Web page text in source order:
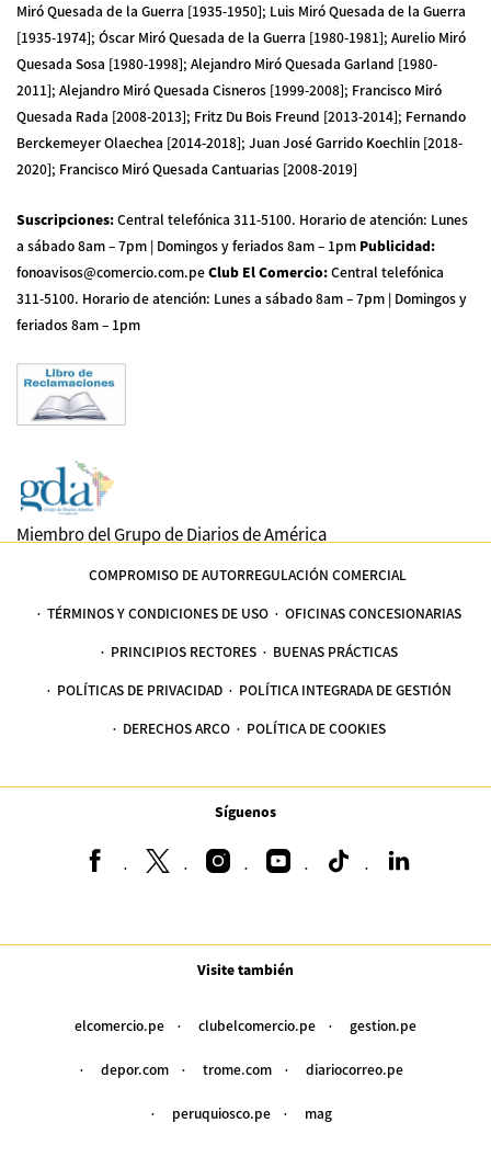
Miró Quesada de la Guerra [1935-1950]; Luis Miró Quesada de la Guerra
[1935-1974]; Óscar Miró Quesada de la Guerra [1980-1981]; Aurelio Miró
Quesada Sosa [1980-1998]; Alejandro Miró Quesada Garland [1980-
2011]; Alejandro Miró Quesada Cisneros [1999-2008]; Francisco Miró
Quesada Rada [2008-2013]; Fritz Du Bois Freund [2013-2014]; Fernando
Berckemeyer Olaechea [2014-2018]; Juan José Garrido Koechlin [2018-
2020]; Francisco Miró Quesada Cantuarias [2008-2019]
Suscripciones:Central telefónica 311-5100. Horario de atención: Lunes
a sábado 8am – 7pm | Domingos y feriados 8am – 1pm Publicidad:
fonoavisos@comercio.com.peClub El Comercio:Central telefónica
311-5100. Horario de atención: Lunes a sábado 8am – 7pm | Domingos y
feriados 8am – 1pm
Miembro del Grupo de Diarios de América
COMPROMISO DE AUTORREGULACIÓN COMERCIAL
TÉRMINOS Y CONDICIONES DE USO OFICINAS CONCESIONARIAS
PRINCIPIOS RECTORES BUENAS PRÁCTICAS
POLÍTICAS DE PRIVACIDAD POLÍTICA INTEGRADA DE GESTIÓN
DERECHOS ARCO POLÍTICA DE COOKIES
Síguenos
Visite también
elcomercio.pe clubelcomercio.pe gestion.pe
depor.com trome.com diariocorreo.pe
peruquiosco.pe mag